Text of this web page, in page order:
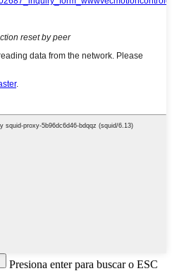
Presiona enter para buscar o ESC